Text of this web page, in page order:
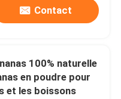
Contact
100% naturelle
en poudre pour
et les boissons